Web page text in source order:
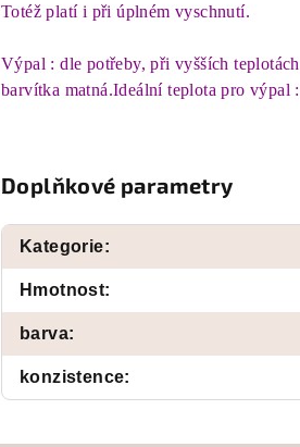
Totéž platí i při úplném vyschnutí.
Výpal : dle potřeby, při vyšších
barvítka matná.Ideální teplota pro výpal
Doplňkové parametry
Kategorie:
Hmotnost:
barva:
konzistence: